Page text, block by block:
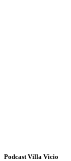
Podcast Villa Vicio